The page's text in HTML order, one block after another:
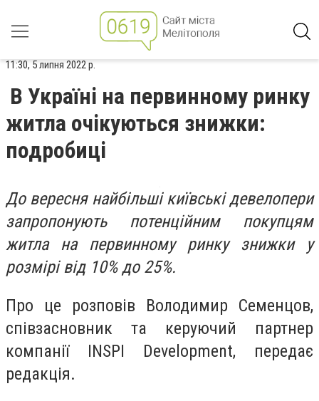
11:30, 5 липня 2022 р.
В Україні на первинному ринку
житла очікуються знижки:
подробиці
До вересня найбільші київські девелопери
запропонують потенційним покупцям
житла на первинному ринку знижки у
розмірі від 10% до 25%.
Про це розповів Володимир Семенцов,
співзасновник та керуючий партнер
компанії INSPI Development, передає
редакція.